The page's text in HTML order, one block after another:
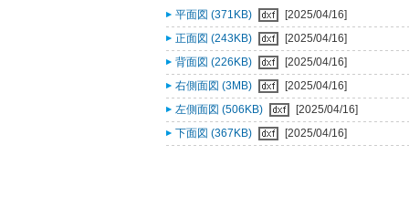
平面図 (371KB)
[2025/04/16]
正面図 (243KB)
[2025/04/16]
背面図 (226KB)
[2025/04/16]
右側面図 (3MB)
[2025/04/16]
左側面図 (506KB)
[2025/04/16]
下面図 (367KB)
[2025/04/16]